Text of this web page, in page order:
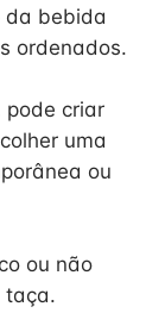
da bebida
ordenados.
pode criar
uma
ou
ou não
taça.